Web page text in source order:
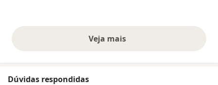
Veja maisopiniões acima
Dúvidas respondidas